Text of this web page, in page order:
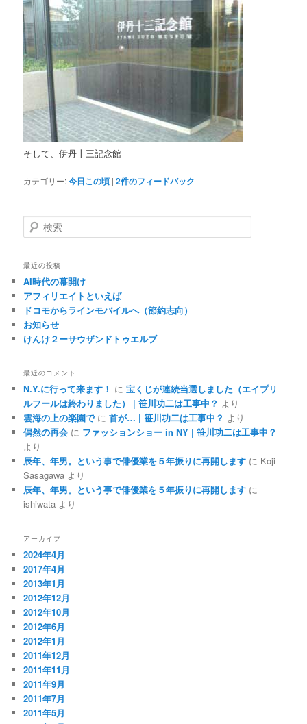
そして、伊丹十三記念館
カテゴリー:今日この頃 |2件のフィードバック
検
索
最近の投稿
AI時代の幕開け
アフィリエイトといえば
ドコモからラインモバイルへ（節約志向）
お知らせ
けんけ２ーサウザンドトゥエルブ
最近のコメント
N.Y.に行って来ます！ に宝くじが連続当選しました（エイプリ
ルフールは終わりました） | 笹川功二は工事中？ より
雲海の上の楽園でに首が… | 笹川功二は工事中？ より
偶然の再会 に ファッションショー in NY | 笹川功二は工事中？
より
辰年、年男。という事で俳優業を５年振りに再開します に Koji
Sasagawa より
辰年、年男。という事で俳優業を５年振りに再開します に
ishiwata より
アーカイブ
2024年4月
2017年4月
2013年1月
2012年12月
2012年10月
2012年6月
2012年1月
2011年12月
2011年11月
2011年9月
2011年7月
2011年5月